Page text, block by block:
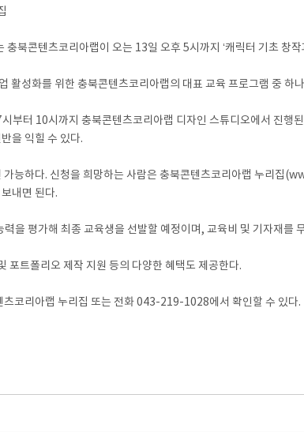
북콘텐츠코리아랩이 오는 13일 오후 5시까지 ‘캐릭터 기초 창작
활성화를 위한 충북콘텐츠코리아랩의 대표 교육 프로그램 중 하
부터 10시까지 충북콘텐츠코리아랩 디자인 스튜디오에서 진행
을 익힐 수 있다.
능하다. 신청을 희망하는 사람은 충북콘텐츠코리아랩 누리집
내면 된다.
을 평가해 최종 교육생을 선발할 예정이며, 교육비 및 기자재를
포트폴리오 제작 지원 등의 다양한 혜택도 제공한다.
코리아랩 누리집 또는 전화 043-219-1028에서 확인할 수 있다.